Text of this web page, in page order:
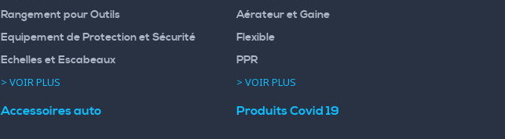
Rangement pour Outils
Equipement de Protection et Sécurité
Echelles et Escabeaux
> VOIR PLUS
Aérateur et Gaine
Flexible
PPR
> VOIR PLUS
Accessoires auto Produits Covid 19